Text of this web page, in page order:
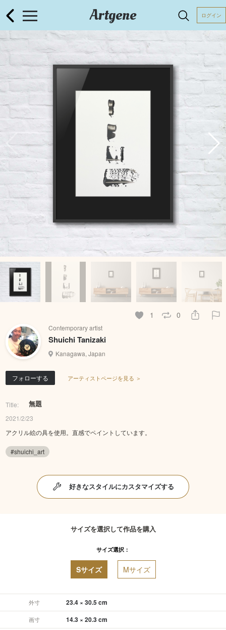
Artgene ログイン
1 0
Contemporary artist
Shuichi Tanizaki
Kanagawa, Japan
フォローする アーティストページを見る ＞
Title: 無題
2021/2/23
アクリル絵の具を使用。直感でペイントしています。
#shuichi_art
好きなスタイルにカスタマイズする
サイズを選択して作品を購入
サイズ選択：
Sサイズ Mサイズ
外寸 23.4 × 30.5 cm
画寸 14.3 × 20.3 cm